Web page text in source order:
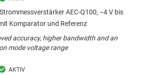
AEC-Q100, −4 V bis
Komparator und Referenz
accuracy, higher bandwidth and an
mode voltage range